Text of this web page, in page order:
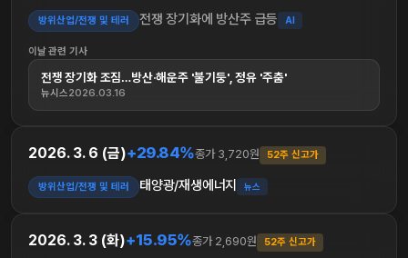
방위산업/전쟁 및 테러 전쟁 장기화에 방산주 급등 AI
이날 관련 기사
전쟁 장기화 조짐…방산·해운주 '불기둥', 정유 '주춤'
뉴시스2026.03.16
2026. 3. 6 (금)+29.84%종가 3,720원 52주 신고가
방위산업/전쟁 및 테러 태양광/재생에너지 뉴스
2026. 3. 3 (화)+15.95%종가 2,690원 52주 신고가